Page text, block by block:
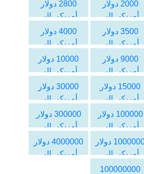
2000 دولار
أمريكي الى
الليرة السورية
2800 دولار
أمريكي الى
الليرة السورية
3500 دولار
أمريكي الى
الليرة السورية
4000 دولار
أمريكي الى
الليرة السورية
9000 دولار
أمريكي الى
الليرة السورية
10000 دولار
أمريكي الى
الليرة السورية
15000 دولار
أمريكي الى
الليرة السورية
30000 دولار
أمريكي الى
الليرة السورية
100000 دولار
أمريكي الى
الليرة السورية
300000 دولار
أمريكي الى
الليرة السورية
1000000 دولار
أمريكي الى
الليرة السورية
4000000 دولار
أمريكي الى
100000000